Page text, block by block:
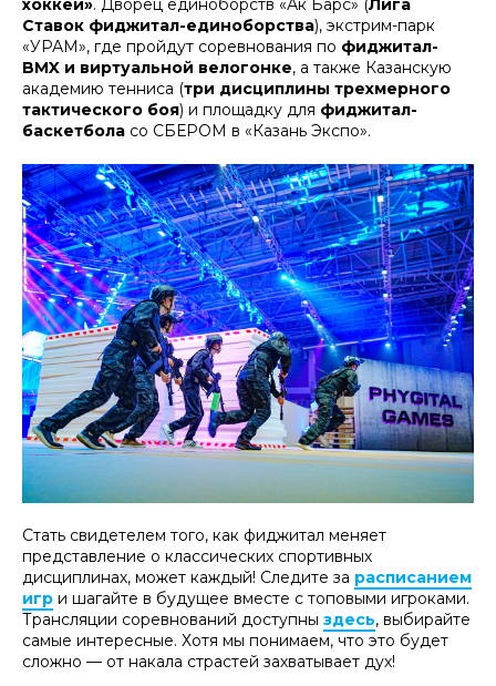
хоккей». Дворец единоборств «Ак Барс» (Лига
Ставок фиджитал-единоборства), экстрим-парк
«УРАМ», где пройдут соревнования по фиджитал-
BMX и виртуальной велогонке, а также Казанскую
академию тенниса (три дисциплины трехмерного
тактического боя) и площадку для фиджитал-
баскетбола со СБЕРОМ в «Казань Экспо».
Стать свидетелем того, как фиджитал меняет
представление о классических спортивных
дисциплинах, может каждый! Следите за расписанием
игр и шагайте в будущее вместе с топовыми игроками.
Трансляции соревнований доступны здесь, выбирайте
самые интересные. Хотя мы понимаем, что это будет
сложно — от накала страстей захватывает дух!